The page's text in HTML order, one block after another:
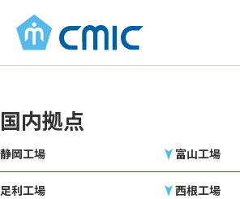
国内拠点
静岡工場 富山工場
足利工場 西根工場